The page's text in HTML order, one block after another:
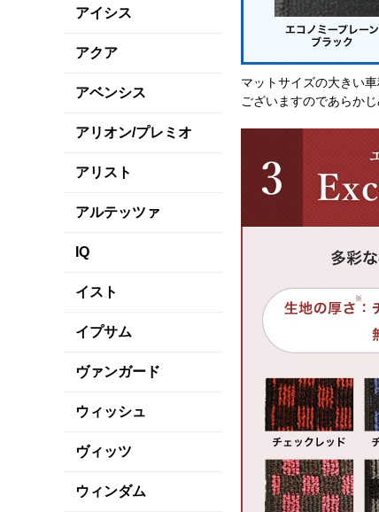
アイシス
アクア
アベンシス
アリオン/プレミオ
アリスト
アルテッツァ
IQ
イスト
イプサム
ヴァンガード
ウィッシュ
ヴィッツ
ウィンダム
マットサイズの大きい
ございますのであらかじ